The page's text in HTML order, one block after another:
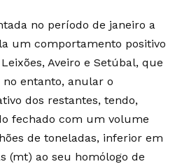
no período de janeiro a
um comportamento positivo
Aveiro e Setúbal, que
entanto, anular o
dos restantes, tendo,
fechado com um volume
de toneladas, inferior em
(mt) ao seu homólogo de